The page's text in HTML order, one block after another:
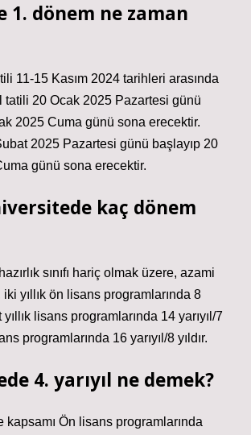
1. dönem ne zaman
11-15 Kasım 2024 tarihleri ​​arasında
tatili 20 Ocak 2025 Pazartesi günü
2025 Cuma günü sona erecektir.
2025 Pazartesi günü başlayıp 20
günü sona erecektir.
kaç dönem
sınıfı hariç olmak üzere, azami
yıllık ön lisans programlarında 8
yıllık lisans programlarında 14 yarıyıl/7
programlarında 16 yarıyıl/8 yıldır.
4. yarıyıl ne demek?
kapsamı Ön lisans programlarında